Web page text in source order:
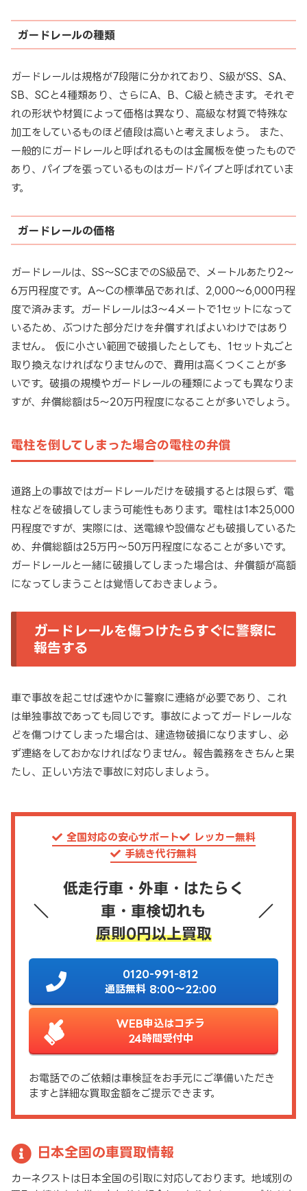
ガードレールの種類
ガードレールは規格が7段階に分かれており、S級がSS、SA、
SB、SCと4種類あり、さらにA、B、C級と続きます。それぞ
れの形状や材質によって価格は異なり、高級な材質で特殊な
加工をしているものほど値段は高いと考えましょう。 また、
一般的にガードレールと呼ばれるものは金属板を使ったもので
あり、パイプを張っているものはガードパイプと呼ばれていま
す。
ガードレールの価格
ガードレールは、SS～SCまでのS級品で、メートルあたり2～
6万円程度です。A～Cの標準品であれば、2,000～6,000円程
度で済みます。ガードレールは3～4メートで1セットになって
いるため、ぶつけた部分だけを弁償すればよいわけではあり
ません。 仮に小さい範囲で破損したとしても、1セット丸ごと
取り換えなければなりませんので、費用は高くつくことが多
いです。破損の規模やガードレールの種類によっても異なりま
すが、弁償総額は5～20万円程度になることが多いでしょう。
電柱を倒してしまった場合の電柱の弁償
道路上の事故ではガードレールだけを破損するとは限らず、電
柱などを破損してしまう可能性もあります。電柱は1本25,000
円程度ですが、実際には、送電線や設備なども破損しているた
め、弁償総額は25万円～50万円程度になることが多いです。
ガードレールと一緒に破損してしまった場合は、弁償額が高額
になってしまうことは覚悟しておきましょう。
ガードレールを傷つけたらすぐに警察に
報告する
車で事故を起こせば速やかに警察に連絡が必要であり、これ
は単独事故であっても同じです。事故によってガードレールな
どを傷つけてしまった場合は、建造物破損になりますし、必
ず連絡をしておかなければなりません。報告義務をきちんと果
たし、正しい方法で事故に対応しましょう。
全国対応の安心サポート
レッカー無料
手続き代行無料
低走行車・外車・はたらく
車・車検切れも
原則0円以上買取
0120-991-812
通話無料 8:00～22:00
WEB申込はコチラ
24時間受付中
お電話でのご依頼は車検証をお手元にご準備いただき
ますと詳細な買取金額をご提示できます。
日本全国の車買取情報
カーネクストは日本全国の引取に対応しております。地域別の